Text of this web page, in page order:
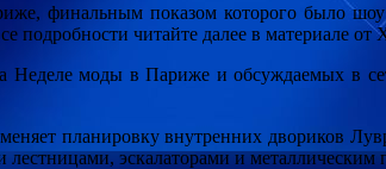
финальным показом которого было
подробности читайте далее в материале
моды в Париже и обсуждаемых в
планировку внутренних двориков
эскалаторами и металлическим